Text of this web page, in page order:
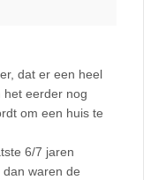
dat er een heel
het eerder nog
om een huis te
6/7 jaren
waren de